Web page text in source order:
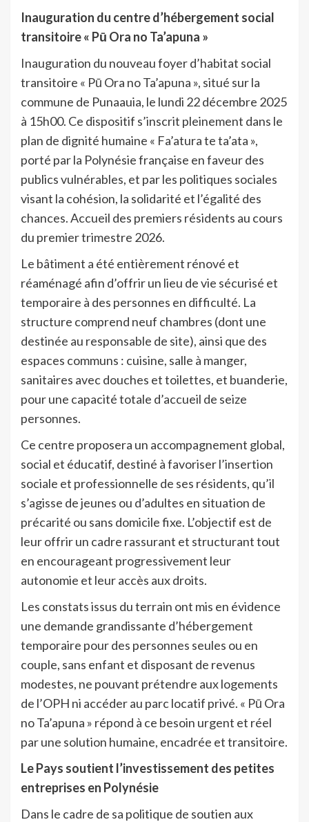
Inauguration du centre d’hébergement social
transitoire « Pū Ora no Ta’apuna »
Inauguration du nouveau foyer d’habitat social
transitoire « Pū Ora no Ta’apuna », situé sur la
commune de Punaauia, le lundi 22 décembre 2025
à 15h00. Ce dispositif s’inscrit pleinement dans le
plan de dignité humaine « Fa’atura te ta’ata »,
porté par la Polynésie française en faveur des
publics vulnérables, et par les politiques sociales
visant la cohésion, la solidarité et l’égalité des
chances. Accueil des premiers résidents au cours
du premier trimestre 2026.
Le bâtiment a été entièrement rénové et
réaménagé afin d’offrir un lieu de vie sécurisé et
temporaire à des personnes en difficulté. La
structure comprend neuf chambres (dont une
destinée au responsable de site), ainsi que des
espaces communs : cuisine, salle à manger,
sanitaires avec douches et toilettes, et buanderie,
pour une capacité totale d’accueil de seize
personnes.
Ce centre proposera un accompagnement global,
social et éducatif, destiné à favoriser l’insertion
sociale et professionnelle de ses résidents, qu’il
s’agisse de jeunes ou d’adultes en situation de
précarité ou sans domicile fixe. L’objectif est de
leur offrir un cadre rassurant et structurant tout
en encourageant progressivement leur
autonomie et leur accès aux droits.
Les constats issus du terrain ont mis en évidence
une demande grandissante d’hébergement
temporaire pour des personnes seules ou en
couple, sans enfant et disposant de revenus
modestes, ne pouvant prétendre aux logements
de l’OPH ni accéder au parc locatif privé. « Pū Ora
no Ta’apuna » répond à ce besoin urgent et réel
par une solution humaine, encadrée et transitoire.
Le Pays soutient l’investissement des petites
entreprises en Polynésie
Dans le cadre de sa politique de soutien aux